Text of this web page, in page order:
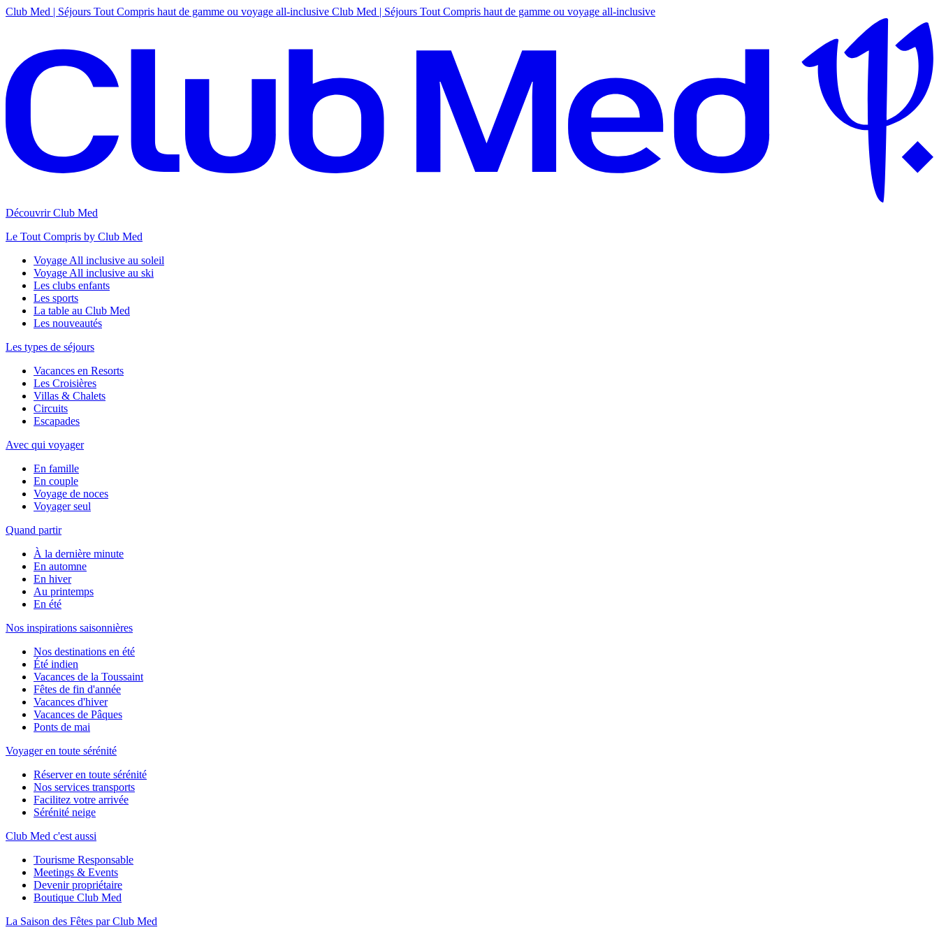
Club Med | Séjours Tout Compris haut de gamme ou voyage all-inclusive Club Med | Séjours Tout Compris haut de gamme ou voyage all-inclusive
Découvrir Club Med
Le Tout Compris by Club Med
Voyage All inclusive au soleil
Voyage All inclusive au ski
Les clubs enfants
Les sports
La table au Club Med
Les nouveautés
Les types de séjours
Vacances en Resorts
Les Croisières
Villas & Chalets
Circuits
Escapades
Avec qui voyager
En famille
En couple
Voyage de noces
Voyager seul
Quand partir
À la dernière minute
En automne
En hiver
Au printemps
En été
Nos inspirations saisonnières
Nos destinations en été
Été indien
Vacances de la Toussaint
Fêtes de fin d'année
Vacances d'hiver
Vacances de Pâques
Ponts de mai
Voyager en toute sérénité
Réserver en toute sérénité
Nos services transports
Facilitez votre arrivée
Sérénité neige
Club Med c'est aussi
Tourisme Responsable
Meetings & Events
Devenir propriétaire
Boutique Club Med
La Saison des Fêtes par Club Med